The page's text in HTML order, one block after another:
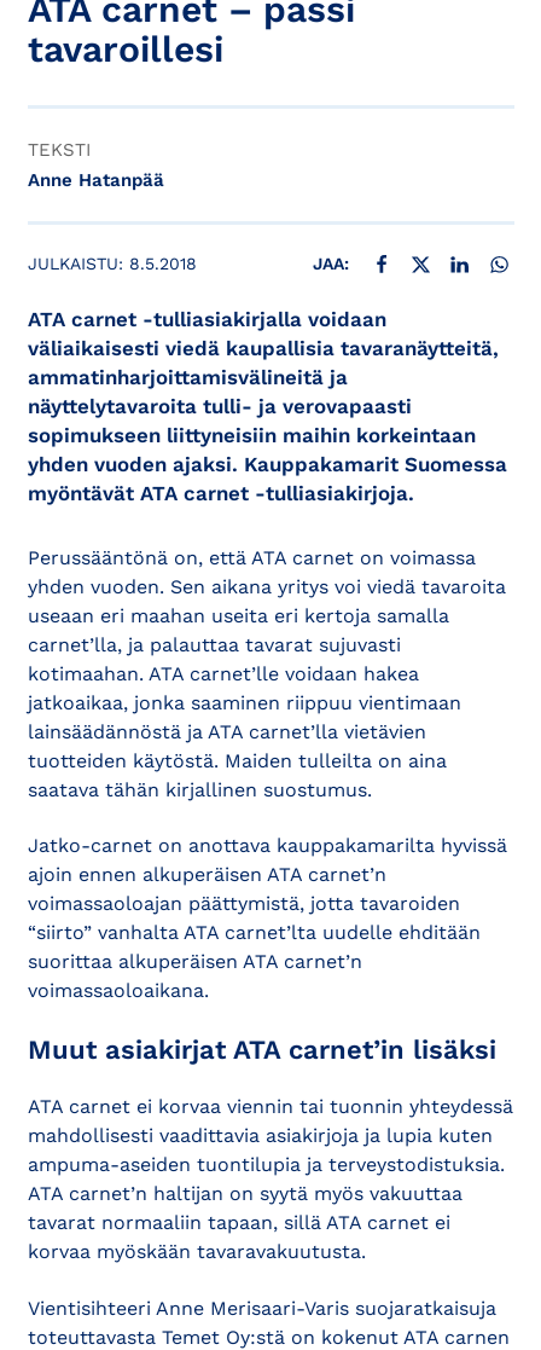
ATA carnet – passi
tavaroillesi
TEKSTI
Anne Hatanpää
JULKAISTU: 8.5.2018 JAA: JAA FACEBOOKISSA
JAA X:SSÄ JAA
ATA carnet -tulliasiakirjalla voidaan
väliaikaisesti viedä kaupallisia tavaranäytteitä,
ammatinharjoittamisvälineitä ja
näyttelytavaroita tulli- ja verovapaasti
sopimukseen liittyneisiin maihin korkeintaan
yhden vuoden ajaksi. Kauppakamarit Suomessa
myöntävät ATA carnet -tulliasiakirjoja.
Perussääntönä on, että ATA carnet on voimassa
yhden vuoden. Sen aikana yritys voi viedä tavaroita
useaan eri maahan useita eri kertoja samalla
carnet’lla, ja palauttaa tavarat sujuvasti
kotimaahan. ATA carnet’lle voidaan hakea
jatkoaikaa, jonka saaminen riippuu vientimaan
lainsäädännöstä ja ATA carnet’lla vietävien
tuotteiden käytöstä. Maiden tulleilta on aina
saatava tähän kirjallinen suostumus.
Jatko-carnet on anottava kauppakamarilta hyvissä
ajoin ennen alkuperäisen ATA carnet’n
voimassaoloajan päättymistä, jotta tavaroiden
“siirto” vanhalta ATA carnet’lta uudelle ehditään
suorittaa alkuperäisen ATA carnet’n
voimassaoloaikana.
Muut asiakirjat ATA carnet’in lisäksi
ATA carnet ei korvaa viennin tai tuonnin yhteydessä
mahdollisesti vaadittavia asiakirjoja ja lupia kuten
ampuma-aseiden tuontilupia ja terveystodistuksia.
ATA carnet’n haltijan on syytä myös vakuuttaa
tavarat normaaliin tapaan, sillä ATA carnet ei
korvaa myöskään tavaravakuutusta.
Vientisihteeri Anne Merisaari-Varis suojaratkaisuja
toteuttavasta Temet Oy:stä on kokenut ATA carnen